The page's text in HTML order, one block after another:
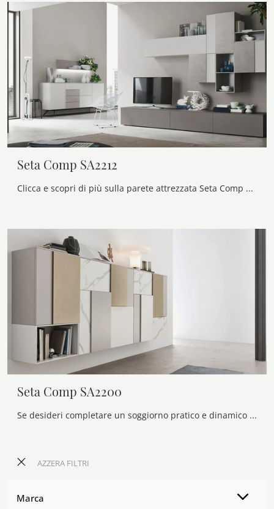
AZZERA FILTRI
Marca
Seta Comp SA2212
Clicca e scopri di più sulla parete attrezzata Seta Comp SA2212 della firma Maronese: è la soluzione dalle linee moderne ideale per te.
Seta Comp SA2200
Se desideri completare un soggiorno pratico e dinamico dalle linee moderne, ti offriamo la parete attrezzata Seta Comp SA2200 Maronese.